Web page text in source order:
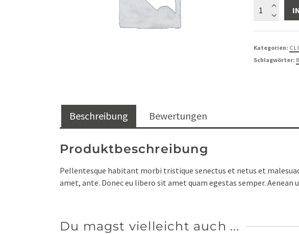
Woo
Kategorien:
Schlagwörter:
Beschreibung Bewertungen
Produktbeschreibung
Pellentesque habitant morbi tristique senectus et netus et
amet, ante. Donec eu libero sit amet quam egestas semper.
Du magst vielleicht auch ...